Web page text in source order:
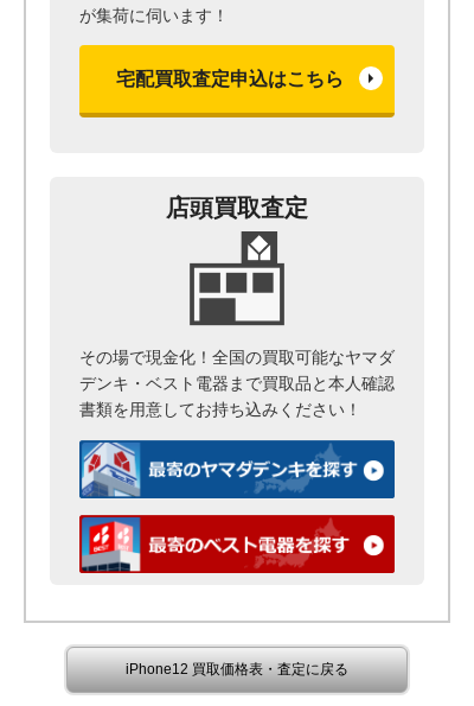
が集荷に伺います！
宅配買取査定申込はこちら
店頭買取査定
その場で現金化！全国の買取可能なヤマダ
デンキ・ベスト電器まで買取品と本人確認
書類を用意してお持ち込みください！
iPhone12 買取価格表・査定に戻る